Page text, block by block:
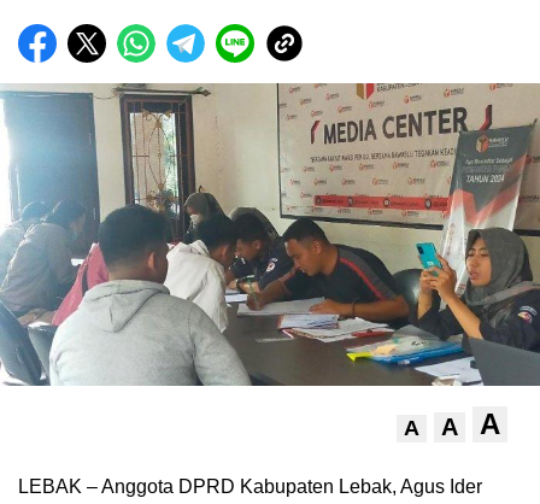
A A A
LEBAK – Anggota DPRD Kabupaten Lebak, Agus Ider